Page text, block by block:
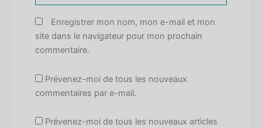
Enregistrer mon nom, mon e-mail et mon
site dans le navigateur pour mon prochain
commentaire.
Prévenez-moi de tous les nouveaux
commentaires par e-mail.
Prévenez-moi de tous les nouveaux articles